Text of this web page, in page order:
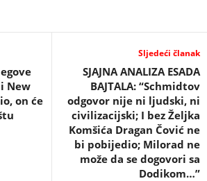
New
on će
Sljedeći članak
SJAJNA ANALIZA ESADA
BAJTALA: “Schmidtov
odgovor nije ni ljudski, ni
civilizacijski; I bez Željka
Komšića Dragan Čović ne
bi pobijedio; Milorad ne
može da se dogovori sa
Dodikom…”